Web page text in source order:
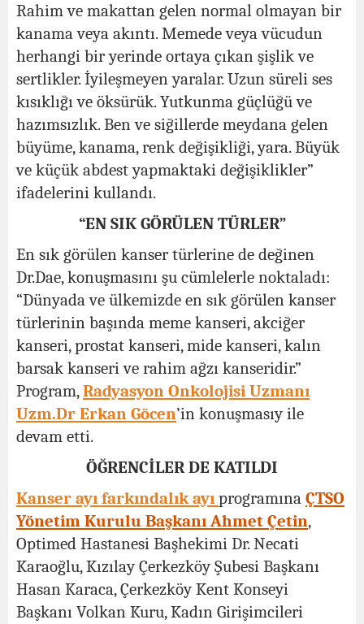
Rahim ve makattan gelen normal olmayan bir
kanama veya akıntı. Memede veya vücudun
herhangi bir yerinde ortaya çıkan şişlik ve
sertlikler. İyileşmeyen yaralar. Uzun süreli ses
kısıklığı ve öksürük. Yutkunma güçlüğü ve
hazımsızlık. Ben ve siğillerde meydana gelen
büyüme, kanama, renk değişikliği, yara. Büyük
ve küçük abdest yapmaktaki değişiklikler”
ifadelerini kullandı.
“EN SIK GÖRÜLEN TÜRLER”
En sık görülen kanser türlerine de değinen
Dr.Dae, konuşmasını şu cümlelerle noktaladı:
“Dünyada ve ülkemizde en sık görülen kanser
türlerinin başında meme kanseri, akciğer
kanseri, prostat kanseri, mide kanseri, kalın
barsak kanseri ve rahim ağzı kanseridir.”
Program,Radyasyon Onkolojisi Uzmanı
Uzm.Dr Erkan Göcen’in konuşmasıy ile
devam etti.
ÖĞRENCİLER DE KATILDI
Kanser ayı farkındalık ayıprogramına ÇTSO
Yönetim Kurulu Başkanı Ahmet Çetin,
Optimed Hastanesi Başhekimi Dr. Necati
Karaoğlu, Kızılay Çerkezköy Şubesi Başkanı
Hasan Karaca, Çerkezköy Kent Konseyi
Başkanı Volkan Kuru, Kadın Girişimcileri